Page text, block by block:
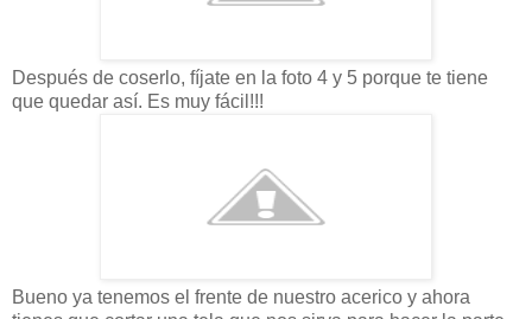
Después de coserlo, fíjate en la foto 4 y 5 porque te tiene
que quedar así. Es muy fácil!!!
Bueno ya tenemos el frente de nuestro acerico y ahora